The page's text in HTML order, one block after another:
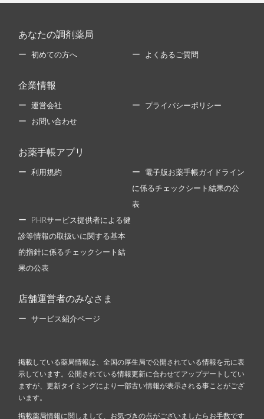
あなたの調剤薬局
初めての方へ よくあるご質問
企業情報
運営会社 プライバシーポリシー
お問い合わせ
お薬手帳アプリ
利用規約 電子版お薬手帳ガイドライン
に係るチェックシート結果の公
表
PHRサービス提供者による健
診等情報の取扱いに関する基本
的指針に係るチェックシート結
果の公表
店舗運営者のみなさま
サービス紹介ページ
掲載している薬局情報は、全国の厚生局で公開されている情報を元に表
示しています。公開されている情報更新に合わせてアップデートしてい
ますが、更新タイミングにより一部古い情報が表示される事ことがござ
います。
掲載薬局情報に関しまして、お気づきの点がございましたらお手数です